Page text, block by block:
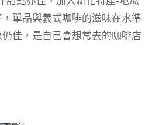
單品與義式咖啡的滋味在水準
佳，是自己會想常去的咖啡店